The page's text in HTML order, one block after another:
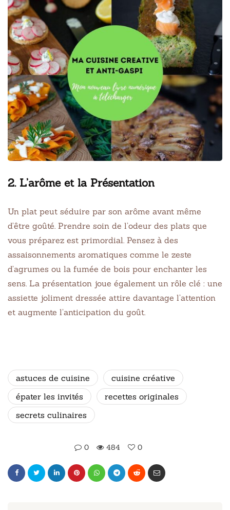
2. L’arôme et la Présentation
Un plat peut séduire par son arôme avant même
d’être goûté. Prendre soin de l’odeur des plats que
vous préparez est primordial. Pensez à des
assaisonnements aromatiques comme le zeste
d’agrumes ou la fumée de bois pour enchanter les
sens. La présentation joue également un rôle clé : une
assiette joliment dressée attire davantage l’attention
et augmente l’anticipation du goût.
astuces de cuisine
cuisine créative
épater les invités
recettes originales
secrets culinaires
0 484 0